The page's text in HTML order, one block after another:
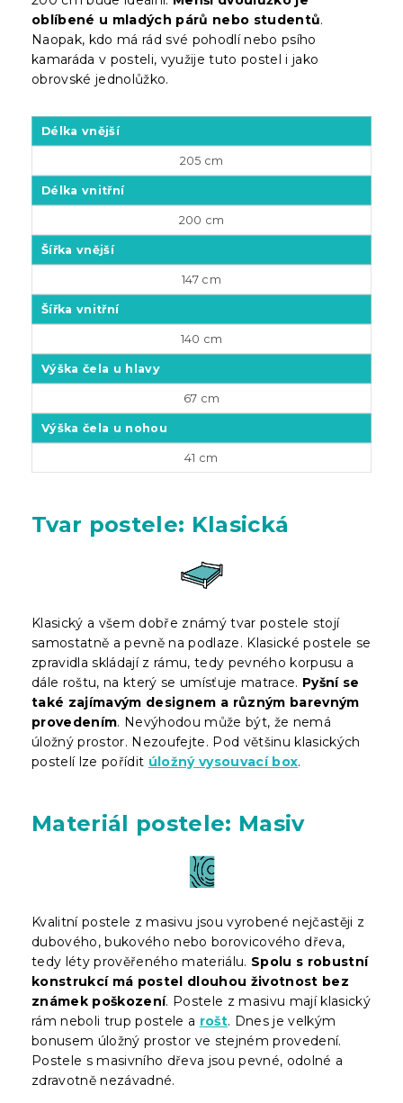
oblíbené u mladých párů nebo studentů.
Naopak, kdo má rád své pohodlí nebo psího
kamaráda v posteli, využije tuto postel i jako
obrovské jednolůžko.
Délka vnější
205 cm
Délka vnitřní
200 cm
Šířka vnější
147 cm
Šířka vnitřní
140 cm
Výška čela u hlavy
67 cm
Výška čela u nohou
41 cm
Tvar postele: Klasická
Klasický a všem dobře známý tvar postele stojí
samostatně a pevně na podlaze. Klasické postele se
zpravidla skládají z rámu, tedy pevného korpusu a
dále roštu, na který se umísťuje matrace. Pyšní se
také zajímavým designem a různým barevným
provedením. Nevýhodou může být, že nemá
úložný prostor. Nezoufejte. Pod většinu klasických
postelí lze pořídit úložný vysouvací box.
Materiál postele: Masiv
Kvalitní postele z masivu jsou vyrobené nejčastěji z
dubového, bukového nebo borovicového dřeva,
tedy léty prověřeného materiálu. Spolu s robustní
konstrukcí má postel dlouhou životnost bez
známek poškození. Postele z masivu mají klasický
rám neboli trup postele a rošt. Dnes je velkým
bonusem úložný prostor ve stejném provedení.
Postele s masivního dřeva jsou pevné, odolné a
zdravotně nezávadné.